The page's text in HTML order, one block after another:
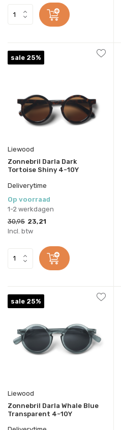
sale 25%
Liewood
Zonnebril Darla Dark
Tortoise Shiny 4-10Y
Deliverytime
Op voorraad
1-2 werkdagen
30,95 23,21
Incl. btw
sale 25%
Liewood
Zonnebril Darla Whale Blue
Transparent 4-10Y